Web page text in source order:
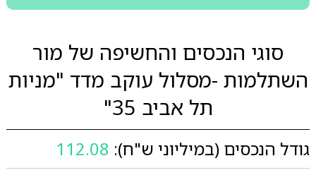
סוגי הנכסים והחשיפה של מור
השתלמות -מסלול עוקב מדד "מניות
תל אביב 35"
גודל הנכסים (במיליוני ש"ח): 112.08